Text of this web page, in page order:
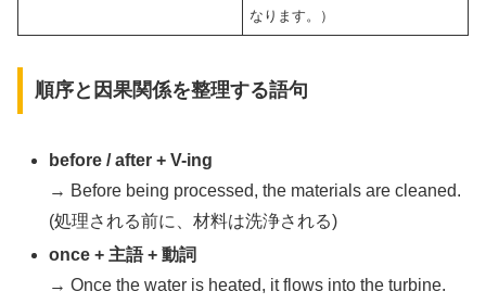
なります。）
順序と因果関係を整理する語句
before / after + V-ing
→ Before being processed, the materials are cleaned.
(処理される前に、材料は洗浄される)
once + 主語 + 動詞
→ Once the water is heated, it flows into the turbine.